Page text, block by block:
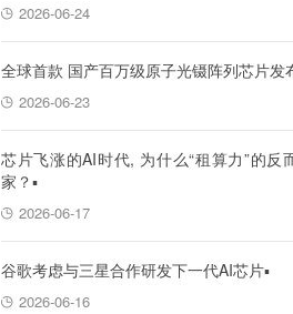
2026-06-24
全球首款 国产百万级原子光镊阵列芯片发
2026-06-23
芯片飞涨的AI时代, 为什么“租算力”的反
家？▪
2026-06-17
谷歌考虑与三星合作研发下一代AI芯片▪
2026-06-16